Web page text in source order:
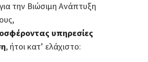
την Βιώσιμη Ανάπτυξη
υπηρεσίες
, ήτοι κατ’ ελάχιστο: